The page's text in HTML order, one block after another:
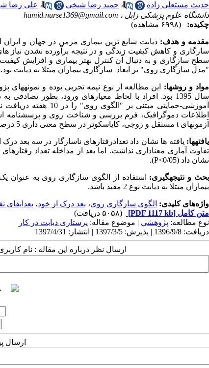
حدیث مستعلی زاده
، حمید رضا شیخی ، علی رضا
دانشگاه علوم پزشکی زابل ، hamid.nurse1369@gmail.com
چکیده:
(۶۹۹۸ مشاهده)
مقدمه و هدف:دیابت شایع ترین بیماری مزمن در جهان و
سازگاری و کاهش کیفیت زندگی و در نتیجه برآورده نشدن نیاز
سطح سازگاری و به دنبال آن کنترل بهتر بیماری و افزایش
"مدل سازگاری روی" بر ابعاد سازگاری بیماران مبتلا به دیابت بود.
مواد و روش­ها:
اطلاعات دموگرافیک، فرم بررسی و شناخت روی و پرسشنامه
آزمون­های t مستقل و زوجی، کای­اسکوئر در سطح معنی داری 5 درصد مورد تجزیه و تحلیل قرار گرفت.
یافته­ها: یافته ها نشان داد تعدادرفتارهای ناسازگار در سه بعد
تفاوت آماری معناداری نداشت. اما بعد از مداخله تعداد
نشان داد (P<0/05
).
بحث و نتیجه­گیری:
استفاده از الگوی سازگاری روی به عنوان
بیماران مبتلا به دیابت نوع 2 مفید باشد.
واژه‌های کلیدی: الگوی سازگاری روی، بعد درک از خود، بعدایفای
متن کامل [PDF 1117 kb]
(۵۰۵۸ دریافت)
نوع مطالعه: پژوهشي | موضوع مقاله: پرستاری دیابت در کار
دریافت: 1396/9/8 | پذیرش: 1397/3/5 | انتشار: 1397/4/31
ارسال نظر درباره این مقاله : نام
ارسال